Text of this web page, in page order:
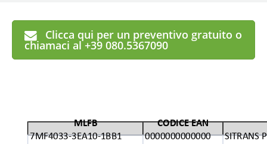
Clicca qui per un preventivo gratuito o
chiamaci al +39 080.5367090
MLFB
CODICE EAN
7MF4033-3EA10-1BB1
0000000000000
SITRANS